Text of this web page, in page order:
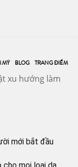
MỸ BLOG TRANG ĐIỂM
xu hướng làm
mới bắt đầu